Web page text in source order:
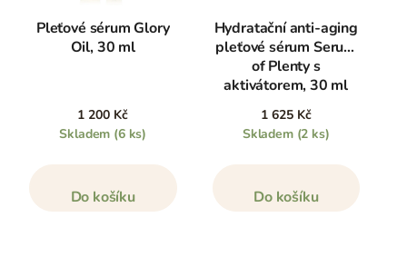
Pleťové sérum Glory
Oil, 30 ml
1 200 Kč
Skladem (6 ks)
Do košíku
Hydratační anti-aging
pleťové sérum Serum
of Plenty s
aktivátorem, 30 ml
1 625 Kč
Skladem (2 ks)
Do košíku